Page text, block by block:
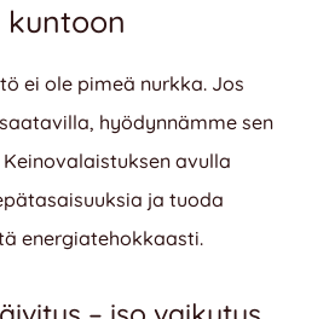
kuntoon
ei ole pimeä nurkka. Jos
hyödynnämme sen
avulla
ja tuoda
energiatehokkaasti.